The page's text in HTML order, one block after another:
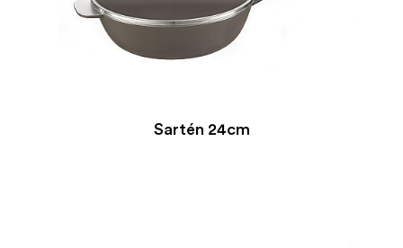
Sartén 24cm